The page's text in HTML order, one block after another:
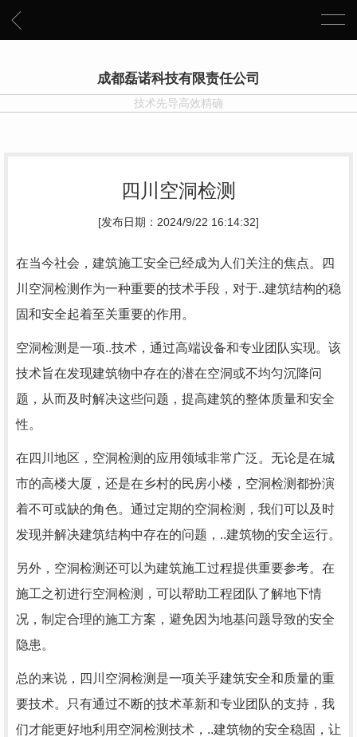
成都磊诺科技有限责任公司
技术先导高效精确
四川空洞检测
[发布日期：2024/9/22 16:14:32]
在当今社会，建筑施工安全已经成为人们关注的焦点。四
川空洞检测作为一种重要的技术手段，对于..建筑结构的稳
固和安全起着至关重要的作用。
空洞检测是一项..技术，通过高端设备和专业团队实现。该
技术旨在发现建筑物中存在的潜在空洞或不均匀沉降问
题，从而及时解决这些问题，提高建筑的整体质量和安全
性。
在四川地区，空洞检测的应用领域非常广泛。无论是在城
市的高楼大厦，还是在乡村的民房小楼，空洞检测都扮演
着不可或缺的角色。通过定期的空洞检测，我们可以及时
发现并解决建筑结构中存在的问题，..建筑物的安全运行。
另外，空洞检测还可以为建筑施工过程提供重要参考。在
施工之初进行空洞检测，可以帮助工程团队了解地下情
况，制定合理的施工方案，避免因为地基问题导致的安全
隐患。
总的来说，四川空洞检测是一项关乎建筑安全和质量的重
要技术。只有通过不断的技术革新和专业团队的支持，我
们才能更好地利用空洞检测技术，..建筑物的安全稳固，让